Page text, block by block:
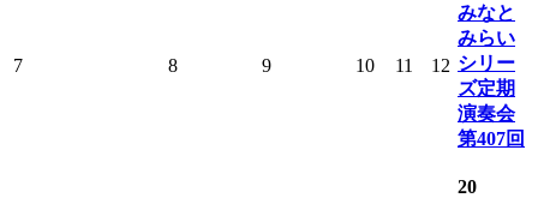
7 8 9 10 11 12
みなと
みらい
シリー
ズ定期
演奏会
第407回
20